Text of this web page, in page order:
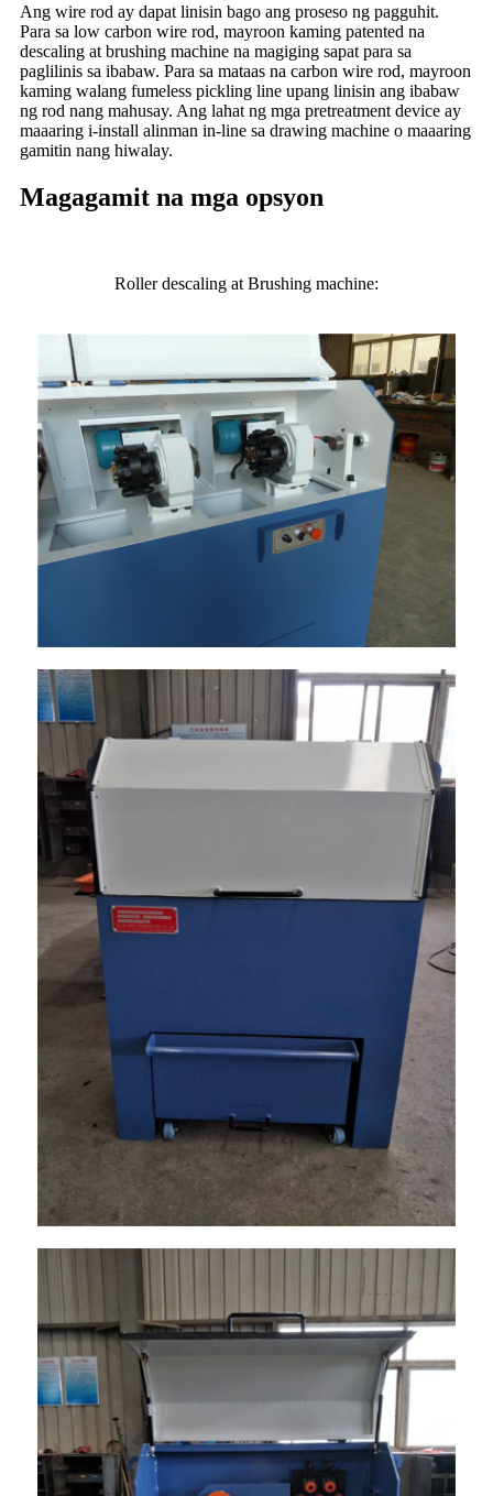
Ang wire rod ay dapat linisin bago ang proseso ng pagguhit.
Para sa low carbon wire rod, mayroon kaming patented na
descaling at brushing machine na magiging sapat para sa
paglilinis sa ibabaw. Para sa mataas na carbon wire rod, mayroon
kaming walang fumeless pickling line upang linisin ang ibabaw
ng rod nang mahusay. Ang lahat ng mga pretreatment device ay
maaaring i-install alinman in-line sa drawing machine o maaaring
gamitin nang hiwalay.
Magagamit na mga opsyon
Roller descaling at Brushing machine: